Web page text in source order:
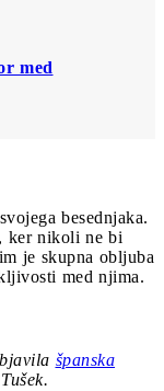
med
besednjaka.
ker nikoli ne bi
je skupna obljuba
med njima.
španska